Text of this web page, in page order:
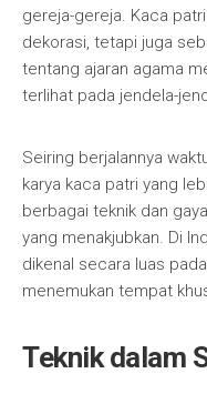
gereja-gereja. Kaca
dekorasi, tetapi juga
tentang ajaran agama
terlihat pada jendela-
Seiring berjalannya
karya kaca patri yang
berbagai teknik dan
yang menakjubkan. Di
dikenal secara luas
menemukan tempat
Teknik dalam